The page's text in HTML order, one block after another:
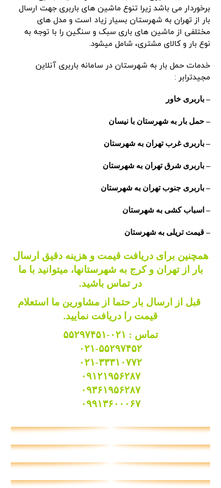
برخوردار می باشد زیرا تنوع ماشین های باربری جهت ارسال
بار از تهران به شهرستان بسیار زیاد است و مدل های
مختلفی از ماشین های باری سبک و سنگین را با توجه به
نوع بار و کالای مشتری، شامل میشود.
خدمات حمل بار به شهرستان در سامانه باربری آنلاین
مجیدترابر :
– باربری خاور
– حمل بار به شهرستان با نیسان
– باربری غرب تهران به شهرستان
– باربری شرق تهران به شهرستان
– باربری جنوب تهران به شهرستان
– اسباب کشی به شهرستان
– قیمت تریلی به شهرستان
همچنین برای دریافت قیمت و هزینه دقیق ارسال
بار از تهران و کرج به شهرستانها، میتوانید با ما
در تماس باشید.
قبل از ارسال بار حتما از مشاورین ما استعلام
قیمت را دریافت نمایید.
تماس : ۰۲۱-۵۵۲۹۷۴۵۱
۰۲۱-۵۵۲۹۷۴۵۲
۰۲۱-۳۳۳۱۰۷۷۲
۰۹۱۲۱۹۵۶۲۸۷
۰۹۳۶۱۹۵۶۲۸۷
۰۹۹۱۳۶۰۰۰۶۷